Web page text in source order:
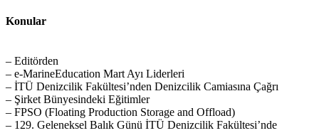
Konular
– Editörden
– e-MarineEducation Mart Ayı Liderleri
– İTÜ Denizcilik Fakültesi’nden Denizcilik Camiasına Çağrı
– Şirket Bünyesindeki Eğitimler
– FPSO (Floating Production Storage and Offload)
– 129. Geleneksel Balık Günü İTÜ Denizcilik Fakültesi’nde